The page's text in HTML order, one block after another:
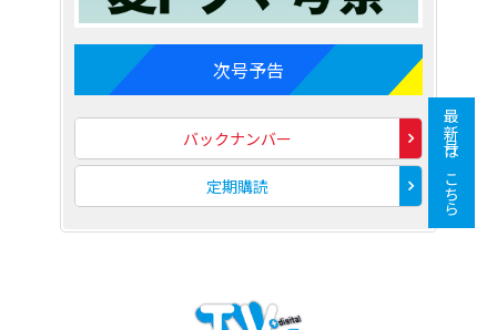
次号予告
バックナンバー
定期購読 最新号はこちら